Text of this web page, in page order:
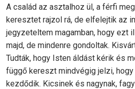
A család az asztalhoz ül, a férfi
keresztet rajzol rá, de elfelejtik az
jegyzeteltem magamban, hogy ezt
majd, de mindenre gondoltak.
Tudták, hogy Isten áldást kérik és
függő kereszt mindvégig jelzi,
kezdődik. Kicsinek és nagynak,